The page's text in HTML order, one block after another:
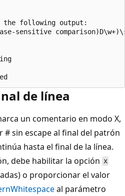
the following output:
sensitive
de línea
un comentario en modo X,
# sin escape al final del patrón
hasta el final de la línea.
debe habilitar la opción x
o proporcionar el valor
al parámetro